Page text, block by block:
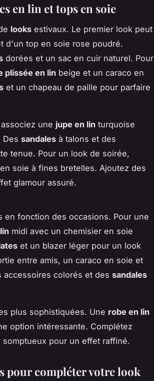
en lin et tops en soie
looks estivaux. Le premier look peut
d'un top en soie rose poudré.
dorées et un sac en cuir naturel. Pour
plissée en lin beige et un caraco en
et un chapeau de paille pour parfaire
une jupe en lin turquoise
Des sandales à talons et des
tenue. Pour un look de soirée,
soie à fines bretelles. Ajoutez des
glamour assuré.
en fonction des occasions. Pour une
midi avec un chemisier en soie
et un blazer léger pour un look
entre amis, un caraco en soie et
colorés et des sandales
plus sophistiquées. Une robe en lin
option intéressante. Complétez
pour un effet raffiné.
pour compléter votre look